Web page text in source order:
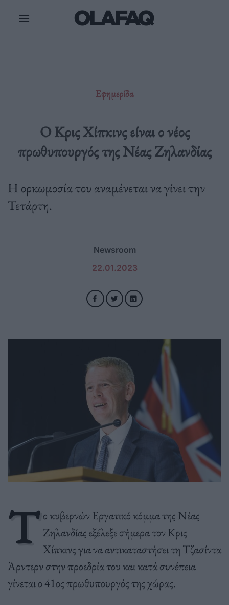
Εφημερίδα
Ο Κρις Χίπκινς είναι ο νέος
πρωθυπουργός της Νέας Ζηλανδίας
Η ορκωμοσία του αναμένεται να γίνει την
Τετάρτη.
Newsroom
22.01.2023
Τ ο κυβερνών Εργατικό κόμμα της Νέας
Ζηλανδίας εξέλεξε σήμερα τον Κρις
Χίπκινς για να αντικαταστήσει τη Τζασίντα
Άρντερν στην προεδρία του και κατά συνέπεια
γίνεται ο 41ος πρωθυπουργός της χώρας.